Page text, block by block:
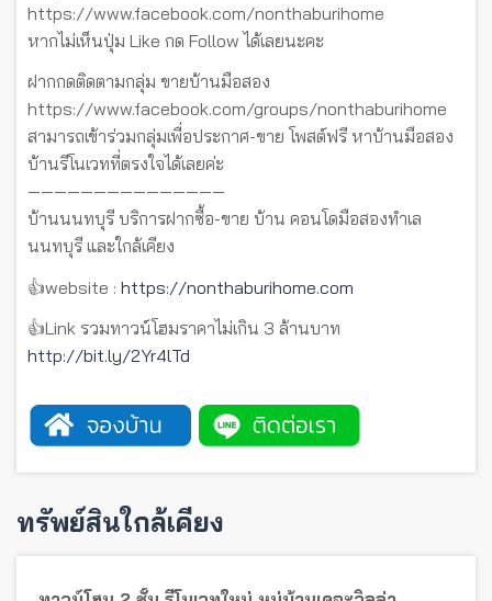
https://www.facebook.com/nonthaburihome
หากไม่เห็นปุ่ม Like กด Follow ได้เลยนะคะ
ฝากกดติดตามกลุ่ม ขายบ้านมือสอง
https://www.facebook.com/groups/nonthaburihome
สามารถเข้าร่วมกลุ่มเพื่อประกาศ-ขาย โพสต์ฟรี หาบ้านมือสอง
บ้านรีโนเวทที่ตรงใจได้เลยค่ะ
———————————————
บ้านนนทบุรี บริการฝากซื้อ-ขาย บ้าน คอนโดมือสองทำเล
นนทบุรี และใกล้เคียง
👍website : https://nonthaburihome.com
👍Link รวมทาวน์โฮมราคาไม่เกิน 3 ล้านบาท
http://bit.ly/2Yr4lTd
ทรัพย์สินใกล้เคียง